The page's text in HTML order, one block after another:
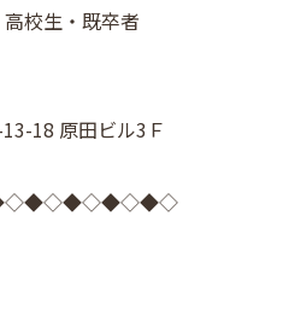
高校生・既卒者
18 原田ビル3Ｆ